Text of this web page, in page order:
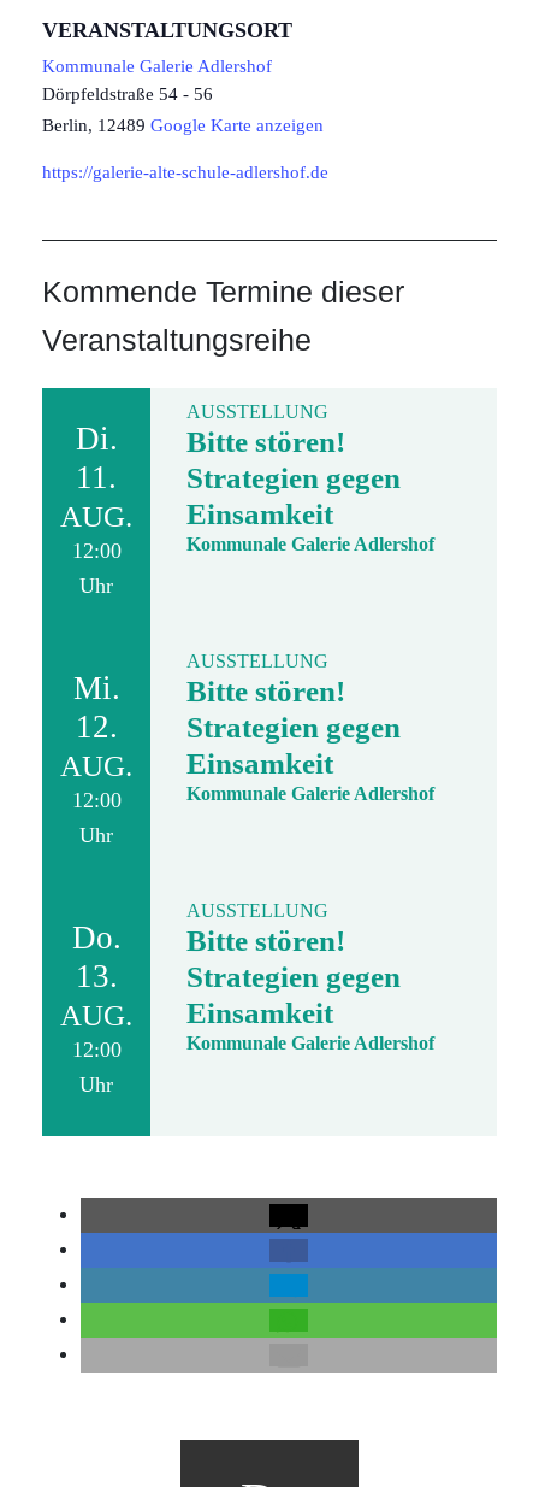
VERANSTALTUNGSORT
Kommunale Galerie Adlershof
Dörpfeldstraße 54 - 56
Berlin, 12489 Google Karte anzeigen
https://galerie-alte-schule-adlershof.de
Kommende Termine dieser
Veranstaltungsreihe
Di.
11.
AUG.
12:00
Uhr
AUSSTELLUNG
Bitte stören!
Strategien gegen
Einsamkeit
Kommunale Galerie Adlershof
Mi.
12.
AUG.
12:00
Uhr
AUSSTELLUNG
Bitte stören!
Strategien gegen
Einsamkeit
Kommunale Galerie Adlershof
Do.
13.
AUG.
12:00
Uhr
AUSSTELLUNG
Bitte stören!
Strategien gegen
Einsamkeit
Kommunale Galerie Adlershof